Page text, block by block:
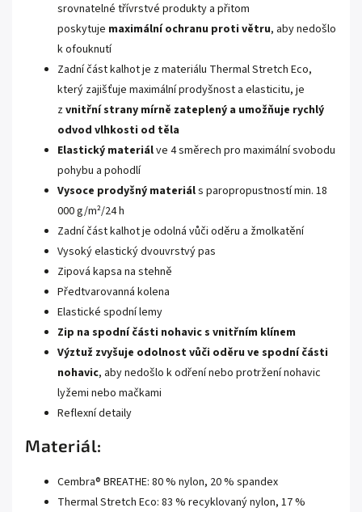
srovnatelné třívrstvé produkty a přitom
poskytuje maximální ochranu proti větru, aby nedošlo
k ofouknutí
Zadní část kalhot je z materiálu Thermal Stretch Eco,
který zajišťuje maximální prodyšnost a elasticitu, je
zvnitřní strany mírně zateplený a umožňuje rychlý
odvod vlhkosti od těla
Elastický materiálve 4 směrech pro maximální svobodu
pohybu a pohodlí
Vysoce prodyšný materiáls paropropustností min. 18
000 g/m²/24 h
Zadní část kalhot je odolná vůči oděru a žmolkatění
Vysoký elastický dvouvrstvý pas
Zipová kapsa na stehně
Předtvarovanná kolena
Elastické spodní lemy
Zip na spodní části nohavic s vnitřním klínem
Výztuž zvyšuje odolnost vůči oděru ve spodní části
nohavic, aby nedošlo k odření nebo protržení nohavic
lyžemi nebo mačkami
Reflexní detaily
Materiál:
Cembra® BREATHE: 80 % nylon, 20 % spandex
Thermal Stretch Eco: 83 % recyklovaný nylon, 17 %